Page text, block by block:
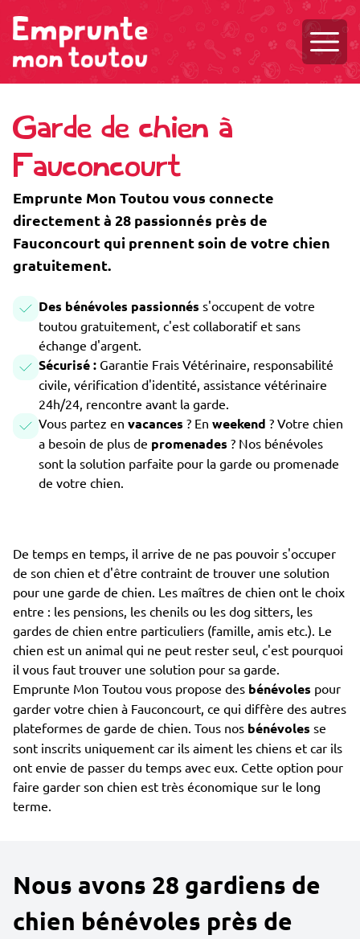
Garde de chien à
Fauconcourt
Emprunte Mon Toutou vous connecte
directement à 28 passionnés près de
Fauconcourt qui prennent soin de votre chien
gratuitement.
Des bénévoles passionnés s'occupent de votre
toutou gratuitement, c'est collaboratif et sans
échange d'argent.
Sécurisé : Garantie Frais Vétérinaire, responsabilité
civile, vérification d'identité, assistance vétérinaire
24h/24, rencontre avant la garde.
Vous partez en vacances ? En weekend ? Votre chien
a besoin de plus de promenades ? Nos bénévoles
sont la solution parfaite pour la garde ou promenade
de votre chien.
De temps en temps, il arrive de ne pas pouvoir s'occuper
de son chien et d'être contraint de trouver une solution
pour une garde de chien. Les maîtres de chien ont le choix
entre : les pensions, les chenils ou les dog sitters, les
gardes de chien entre particuliers (famille, amis etc.). Le
chien est un animal qui ne peut rester seul, c'est pourquoi
il vous faut trouver une solution pour sa garde.
Emprunte Mon Toutou vous propose des bénévoles pour
garder votre chien à Fauconcourt, ce qui diffère des autres
plateformes de garde de chien. Tous nos bénévoles se
sont inscrits uniquement car ils aiment les chiens et car ils
ont envie de passer du temps avec eux. Cette option pour
faire garder son chien est très économique sur le long
terme.
Nous avons 28 gardiens de
chien bénévoles près de